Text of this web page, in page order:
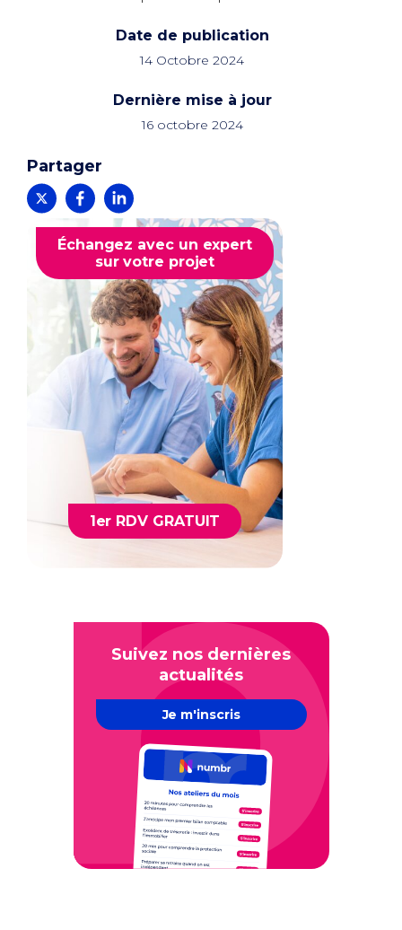
Date de publication
14 Octobre 2024
Dernière mise à jour
16 octobre 2024
Partager
Échangez avec un expert
sur votre projet
1er RDV GRATUIT
Suivez nos dernières
actualités
Je m'inscris